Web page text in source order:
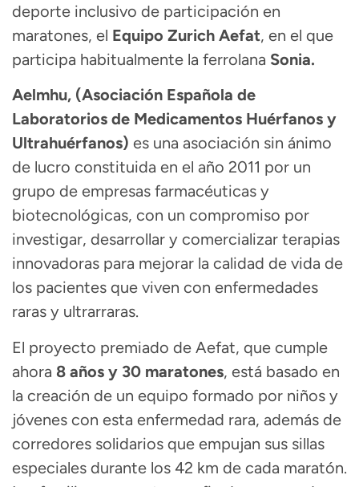
deporte inclusivo de participación en
maratones, el Equipo Zurich Aefat, en el que
participa habitualmente la ferrolana Sonia.
Aelmhu, (Asociación Española de
Laboratorios de Medicamentos Huérfanos y
Ultrahuérfanos) es una asociación sin ánimo
de lucro constituida en el año 2011 por un
grupo de empresas farmacéuticas y
biotecnológicas, con un compromiso por
investigar, desarrollar y comercializar terapias
innovadoras para mejorar la calidad de vida de
los pacientes que viven con enfermedades
raras y ultrarraras.
El proyecto premiado de Aefat, que cumple
ahora 8 años y 30 maratones, está basado en
la creación de un equipo formado por niños y
jóvenes con esta enfermedad rara, además de
corredores solidarios que empujan sus sillas
especiales durante los 42 km de cada maratón.